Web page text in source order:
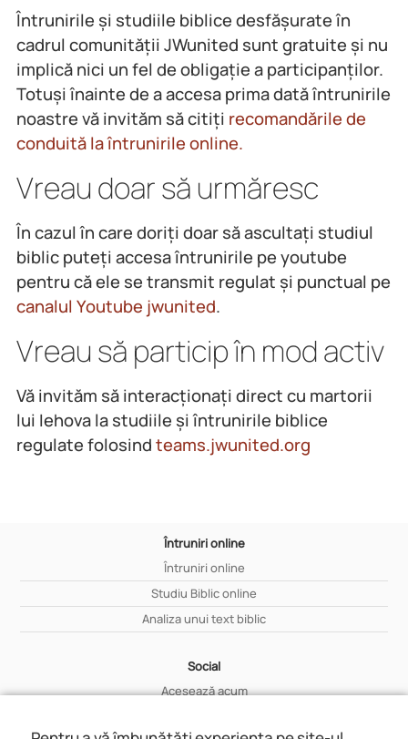
Întrunirile și studiile biblice desfășurate în
cadrul comunității JWunited sunt gratuite și nu
implică nici un fel de obligație a participanților.
Totuși înainte de a accesa prima dată întrunirile
noastre vă invităm să citiți recomandările de
conduită la întrunirile online.
Vreau doar să urmăresc
În cazul în care doriți doar să ascultați studiul
biblic puteți accesa întrunirile pe youtube
pentru că ele se transmit regulat și punctual pe
canalul Youtube jwunited.
Vreau să particip în mod activ
Vă invităm să interacționați direct cu martorii
lui Iehova la studiile și întrunirile biblice
regulate folosindteams.jwunited.org
Întruniri online
Întruniri online
Studiu Biblic online
Analiza unui text biblic
Social
Acesează acum